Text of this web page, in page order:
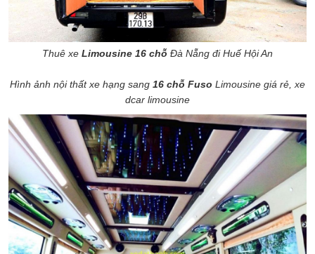
Thuê xe Limousine 16 chỗ Đà Nẵng đi Huế Hội An
Hình ảnh nội thất xe hạng sang 16 chỗ Fuso Limousine giá rẻ, xe
dcar limousine